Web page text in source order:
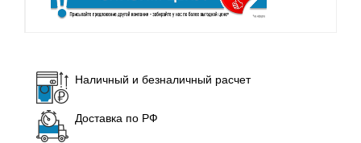
Наличный и безналичный расчет
Доставка по РФ